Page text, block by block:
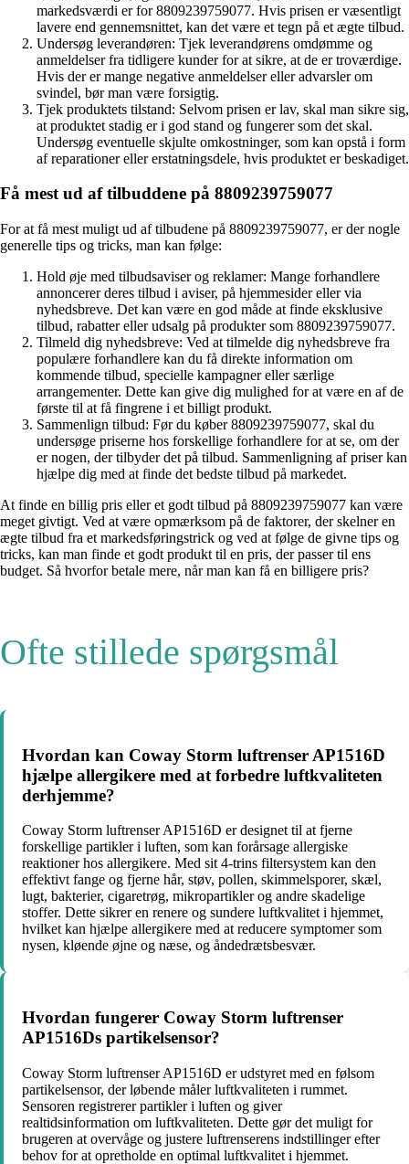
markedsværdi er for 8809239759077. Hvis prisen er væsentligt
lavere end gennemsnittet, kan det være et tegn på et ægte tilbud.
Undersøg leverandøren: Tjek leverandørens omdømme og
anmeldelser fra tidligere kunder for at sikre, at de er troværdige.
Hvis der er mange negative anmeldelser eller advarsler om
svindel, bør man være forsigtig.
Tjek produktets tilstand: Selvom prisen er lav, skal man sikre sig,
at produktet stadig er i god stand og fungerer som det skal.
Undersøg eventuelle skjulte omkostninger, som kan opstå i form
af reparationer eller erstatningsdele, hvis produktet er beskadiget.
Få mest ud af tilbuddene på 8809239759077
For at få mest muligt ud af tilbudene på 8809239759077, er der nogle
generelle tips og tricks, man kan følge:
Hold øje med tilbudsaviser og reklamer: Mange forhandlere
annoncerer deres tilbud i aviser, på hjemmesider eller via
nyhedsbreve. Det kan være en god måde at finde eksklusive
tilbud, rabatter eller udsalg på produkter som 8809239759077.
Tilmeld dig nyhedsbreve: Ved at tilmelde dig nyhedsbreve fra
populære forhandlere kan du få direkte information om
kommende tilbud, specielle kampagner eller særlige
arrangementer. Dette kan give dig mulighed for at være en af de
første til at få fingrene i et billigt produkt.
Sammenlign tilbud: Før du køber 8809239759077, skal du
undersøge priserne hos forskellige forhandlere for at se, om der
er nogen, der tilbyder det på tilbud. Sammenligning af priser kan
hjælpe dig med at finde det bedste tilbud på markedet.
At finde en billig pris eller et godt tilbud på 8809239759077 kan være
meget givtigt. Ved at være opmærksom på de faktorer, der skelner en
ægte tilbud fra et markedsføringstrick og ved at følge de givne tips og
tricks, kan man finde et godt produkt til en pris, der passer til ens
budget. Så hvorfor betale mere, når man kan få en billigere pris?
Ofte stillede spørgsmål
Hvordan kan Coway Storm luftrenser AP1516D
hjælpe allergikere med at forbedre luftkvaliteten
derhjemme?
Coway Storm luftrenser AP1516D er designet til at fjerne
forskellige partikler i luften, som kan forårsage allergiske
reaktioner hos allergikere. Med sit 4-trins filtersystem kan den
effektivt fange og fjerne hår, støv, pollen, skimmelsporer, skæl,
lugt, bakterier, cigaretrøg, mikropartikler og andre skadelige
stoffer. Dette sikrer en renere og sundere luftkvalitet i hjemmet,
hvilket kan hjælpe allergikere med at reducere symptomer som
nysen, kløende øjne og næse, og åndedrætsbesvær.
Hvordan fungerer Coway Storm luftrenser
AP1516Ds partikelsensor?
Coway Storm luftrenser AP1516D er udstyret med en følsom
partikelsensor, der løbende måler luftkvaliteten i rummet.
Sensoren registrerer partikler i luften og giver
realtidsinformation om luftkvaliteten. Dette gør det muligt for
brugeren at overvåge og justere luftrenserens indstillinger efter
behov for at opretholde en optimal luftkvalitet i hjemmet.